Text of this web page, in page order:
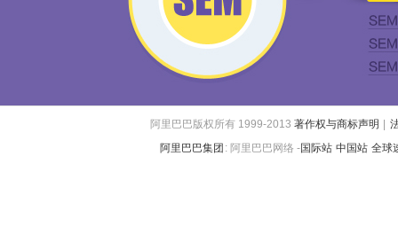
阿里巴巴版权所有 1999-2013 著作权与商标声明
阿里巴巴集团 : 阿里巴巴网络 -国际站 中国站 全球